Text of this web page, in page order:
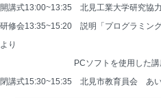
開講式13:00~13:35　北見工業大学研究協
研修会13:35~15:20　説明「プログラミン
より
PCソフトを使用した講座
閉講式15:30~15:35　北見市教育員会　あ